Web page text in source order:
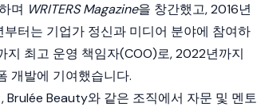
며 WRITERS Magazine을 창간했고, 2016년
터는 기업가 정신과 미디어 분야에 참여하
지 최고 운영 책임자(COO)로, 2022년까지
개발에 기여했습니다.
Beauty와 같은 조직에서 자문 및 멘토